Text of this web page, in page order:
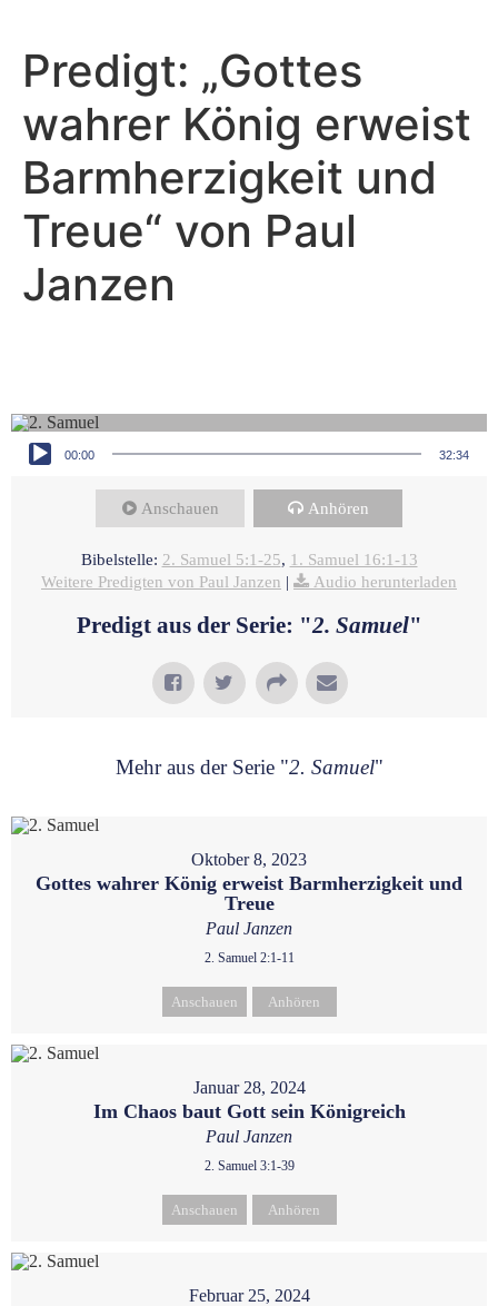
Predigt: „Gottes
wahrer König erweist
Barmherzigkeit und
Treue“ von Paul
Janzen
Audio-Player
00:00 32:34
Anschauen Anhören
Bibelstelle: 2. Samuel 5:1-25, 1. Samuel 16:1-13
Weitere Predigten von Paul Janzen | Audio herunterladen
Predigt aus der Serie: "2. Samuel"
Mehr aus der Serie "2. Samuel"
Oktober 8, 2023
Gottes wahrer König erweist Barmherzigkeit und
Treue
Paul Janzen
2. Samuel 2:1-11
Anschauen Anhören
Januar 28, 2024
Im Chaos baut Gott sein Königreich
Paul Janzen
2. Samuel 3:1-39
Anschauen Anhören
Februar 25, 2024